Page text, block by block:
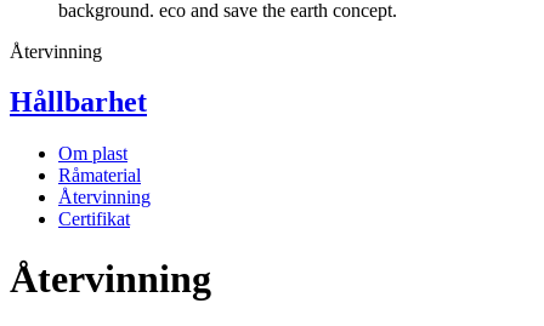
Återvinning
Hållbarhet
Om plast
Råmaterial
Återvinning
Certifikat
Återvinning